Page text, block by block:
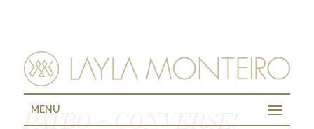
MENU
PATBO + CONVERSE!